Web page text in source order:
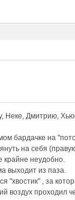
Дмитрию,
бардачке на
на себя
крайне неудобно.
выходит из паза.
, за
проходил